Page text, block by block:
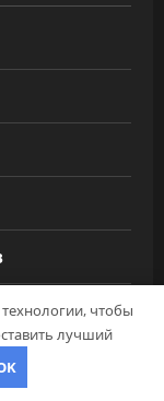
чтобы
лучший